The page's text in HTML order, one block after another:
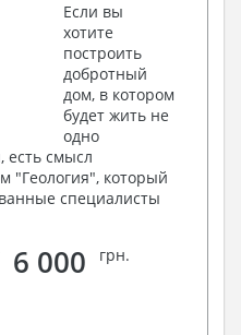
Если вы
хотите
построить
добротный
дом, в котором
будет жить не
одно
есть смысл
"Геология", который
специалисты
6 000 грн.